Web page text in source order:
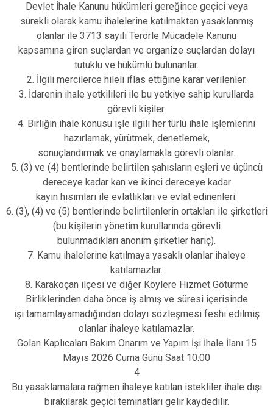
Devlet İhale Kanunu hükümleri gereğince geçici veya
sürekli olarak kamu ihalelerine katılmaktan yasaklanmış
olanlar ile 3713 sayılı Terörle Mücadele Kanunu
kapsamına giren suçlardan ve organize suçlardan dolayı
tutuklu ve hükümlü bulunanlar.
2. İlgili mercilerce hileli iflas ettiğine karar verilenler.
3. İdarenin ihale yetkilileri ile bu yetkiye sahip kurullarda
görevli kişiler.
4. Birliğin ihale konusu işle ilgili her türlü ihale işlemlerini
hazırlamak, yürütmek, denetlemek,
sonuçlandırmak ve onaylamakla görevli olanlar.
5. (3) ve (4) bentlerinde belirtilen şahısların eşleri ve üçüncü
dereceye kadar kan ve ikinci dereceye kadar
kayın hısımları ile evlatlıkları ve evlat edinenleri.
6. (3), (4) ve (5) bentlerinde belirtilenlerin ortakları ile şirketleri
(bu kişilerin yönetim kurullarında görevli
bulunmadıkları anonim şirketler hariç).
7. Kamu ihalelerine katılmaya yasaklı olanlar ihaleye
katılamazlar.
8. Karakoçan ilçesi ve diğer Köylere Hizmet Götürme
Birliklerinden daha önce iş almış ve süresi içerisinde
işi tamamlayamadığından dolayı sözleşmesi feshi edilmiş
olanlar ihaleye katılamazlar.
Golan Kaplıcaları Bakım Onarım ve Yapım İşi İhale İlanı 15
Mayıs 2026 Cuma Günü Saat 10:00
4
Bu yasaklamalara rağmen ihaleye katılan istekliler ihale dışı
bırakılarak geçici teminatları gelir kaydedilir.